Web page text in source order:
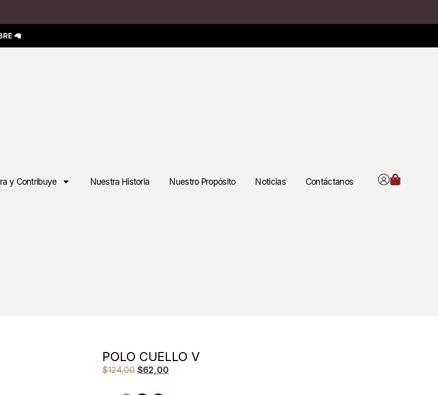
🦙
y Contribuye Nuestra Historia Nuestro Propósito Noticias Contáctanos
POLO CUELLO V
$124,00 $62,00